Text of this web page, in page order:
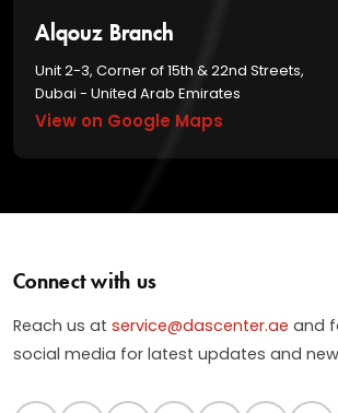
Alqouz Branch
Unit 2-3, Corner of 15th & 22nd Streets,
Dubai - United Arab Emirates
View on Google Maps
Connect with us
Reach us at service@dascenter.ae and
social media for latest updates and